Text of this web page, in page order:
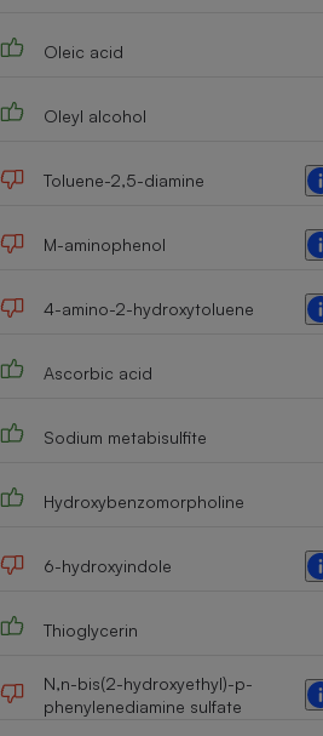
Oleic acid
Oleyl alcohol
Toluene-2,5-diamine
M-aminophenol
4-amino-2-hydroxytoluene
Ascorbic acid
Sodium metabisulfite
Hydroxybenzomorpholine
6-hydroxyindole
Thioglycerin
N,n-bis(2-hydroxyethyl)-p-
phenylenediamine sulfate